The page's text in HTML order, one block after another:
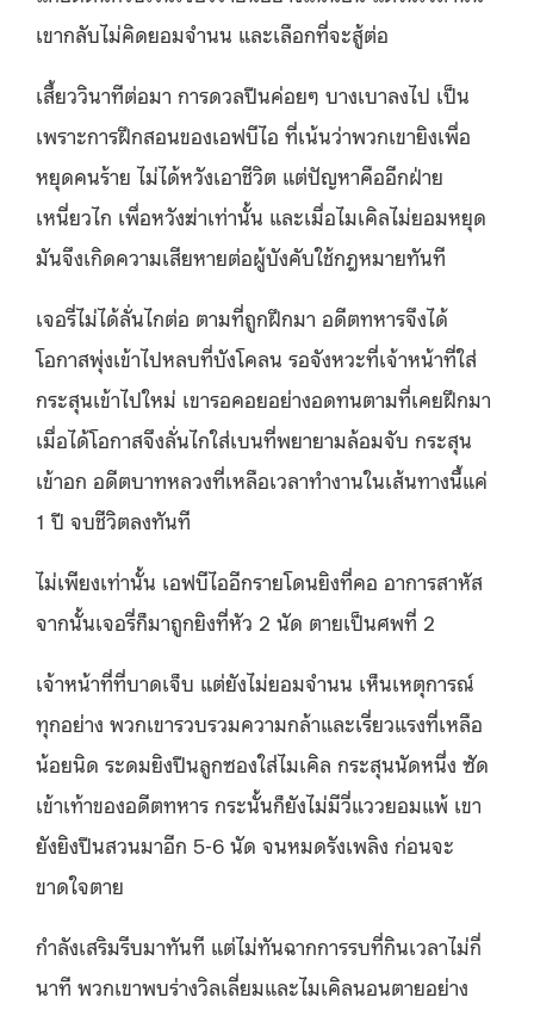
เขากลับไม่คิดยอมจำนน และเลือกที่จะสู้ต่อ
เสี้ยววินาทีต่อมา การดวลปืนค่อยๆ บางเบาลงไป เป็น
เพราะการฝึกสอนของเอฟบีไอ ที่เน้นว่าพวกเขายิงเพื่อ
หยุดคนร้าย ไม่ได้หวังเอาชีวิต แต่ปัญหาคืออีกฝ่าย
เหนี่ยวไก เพื่อหวังฆ่าเท่านั้น และเมื่อไมเคิลไม่ยอมหยุด
มันจึงเกิดความเสียหายต่อผู้บังคับใช้กฎหมายทันที
เจอรี่ไม่ได้ลั่นไกต่อ ตามที่ถูกฝึกมา อดีตทหารจึงได้
โอกาสพุ่งเข้าไปหลบที่บังโคลน รอจังหวะที่เจ้าหน้าที่ใส่
กระสุนเข้าไปใหม่ เขารอคอยอย่างอดทนตามที่เคยฝึกมา
เมื่อได้โอกาสจึงลั่นไกใส่เบนที่พยายามล้อมจับ กระสุน
เข้าอก อดีตบาทหลวงที่เหลือเวลาทำงานในเส้นทางนี้แค่
1 ปี จบชีวิตลงทันที
ไม่เพียงเท่านั้น เอฟบีไออีกรายโดนยิงที่คอ อาการสาหัส
จากนั้นเจอรี่ก็มาถูกยิงที่หัว 2 นัด ตายเป็นศพที่ 2
เจ้าหน้าที่ที่บาดเจ็บ แต่ยังไม่ยอมจำนน เห็นเหตุการณ์
ทุกอย่าง พวกเขารวบรวมความกล้าและเรี่ยวแรงที่เหลือ
น้อยนิด ระดมยิงปืนลูกซองใส่ไมเคิล กระสุนนัดหนึ่ง ซัด
เข้าเท้าของอดีตทหาร กระนั้นก็ยังไม่มีวี่แววยอมแพ้ เขา
ยังยิงปืนสวนมาอีก 5-6 นัด จนหมดรังเพลิง ก่อนจะ
ขาดใจตาย
กำลังเสริมรีบมาทันที แต่ไม่ทันฉากการรบที่กินเวลาไม่กี่
นาที พวกเขาพบร่างวิลเลี่ยมและไมเคิลนอนตายอย่าง